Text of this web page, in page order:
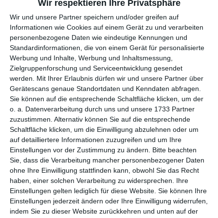
Wir respektieren Ihre Privatsphäre
Wir und unsere Partner speichern und/oder greifen auf
Informationen wie Cookies auf einem Gerät zu und verarbeiten
personenbezogene Daten wie eindeutige Kennungen und
Standardinformationen, die von einem Gerät für personalisierte
Werbung und Inhalte, Werbung und Inhaltsmessung,
Zielgruppenforschung und Serviceentwicklung gesendet
werden.
Mit Ihrer Erlaubnis dürfen wir und unsere Partner über
Gerätescans genaue Standortdaten und Kenndaten abfragen.
Sie können auf die entsprechende Schaltfläche klicken, um der
o. a. Datenverarbeitung durch uns und unsere 1733 Partner
zuzustimmen. Alternativ können Sie auf die entsprechende
Schaltfläche klicken, um die Einwilligung abzulehnen oder um
auf detailliertere Informationen zuzugreifen und um Ihre
Einstellungen vor der Zustimmung zu ändern.
Bitte beachten
Sie, dass die Verarbeitung mancher personenbezogener Daten
ohne Ihre Einwilligung stattfinden kann, obwohl Sie das Recht
haben, einer solchen Verarbeitung zu widersprechen. Ihre
Einstellungen gelten lediglich für diese Website. Sie können Ihre
Einstellungen jederzeit ändern oder Ihre Einwilligung widerrufen,
indem Sie zu dieser Website zurückkehren und unten auf der
TEILEN
Facebook, Twitter, WhatsApp, ...
WEITERE KARTEN IN DIESEN
KATEGORIEN ANSEHEN
Einladung
Einladung zum Geburtstag
Freizeit
Getränke
Wochenende
Sommer